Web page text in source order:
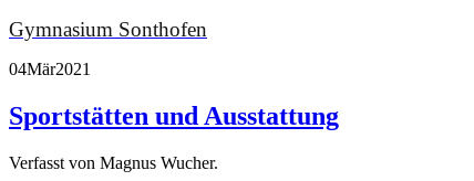
Gymnasium Sonthofen
04Mär2021
Sportstätten und Ausstattung
Verfasst von Magnus Wucher.